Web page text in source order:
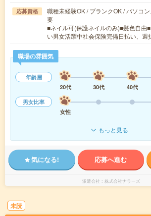
応募資格
職種未経験OK / ブランクOK / パソコ
要
■ネイル可(保護ネイルのみ)■髪色自由
い男女活躍中社会保険完備日払い、
職場の雰囲気
年齢層
20代
30代 40代
男女比率
女性
もっと見る
気になる! 応募へ進む
派遣会社 株式会社ナラーズ
未読